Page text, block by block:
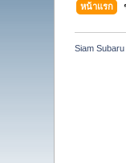
หน้าแรก
Siam